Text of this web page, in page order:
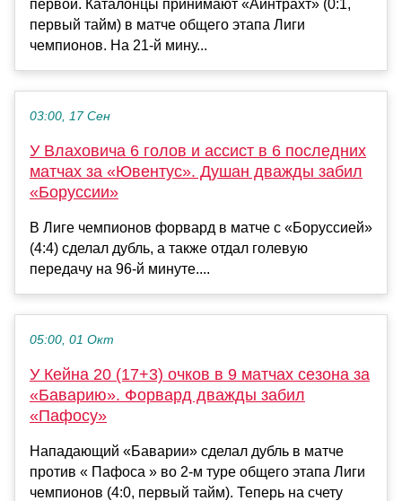
первой. Каталонцы принимают «Айнтрахт» (0:1,
первый тайм) в матче общего этапа Лиги
чемпионов. На 21-й мину...
03:00, 17 Сен
У Влаховича 6 голов и ассист в 6 последних
матчах за «Ювентус». Душан дважды забил
«Боруссии»
В Лиге чемпионов форвард в матче с «Боруссией»
(4:4) сделал дубль, а также отдал голевую
передачу на 96-й минуте....
05:00, 01 Окт
У Кейна 20 (17+3) очков в 9 матчах сезона за
«Баварию». Форвард дважды забил
«Пафосу»
Нападающий «Баварии» сделал дубль в матче
против « Пафоса » во 2-м туре общего этапа Лиги
чемпионов (4:0, первый тайм). Теперь на счету